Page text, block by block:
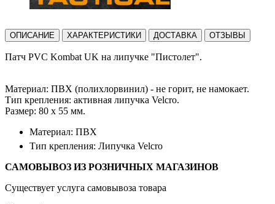
ОПИСАНИЕ ХАРАКТЕРИСТИКИ ДОСТАВКА ОТЗЫВЫ
Патч PVC Kombat UK на липучке "Пистолет".
Материал: ПВХ (полихлорвинил) - не горит, не намокает.
Тип крепления: активная липучка Velcro.
Размер: 80 х 55 мм.
Материал: ПВХ
Тип крепления: Липучка Velcro
САМОВЫВОЗ ИЗ РОЗНИЧНЫХ МАГАЗИНОВ
Существует услуга самовывоза товара